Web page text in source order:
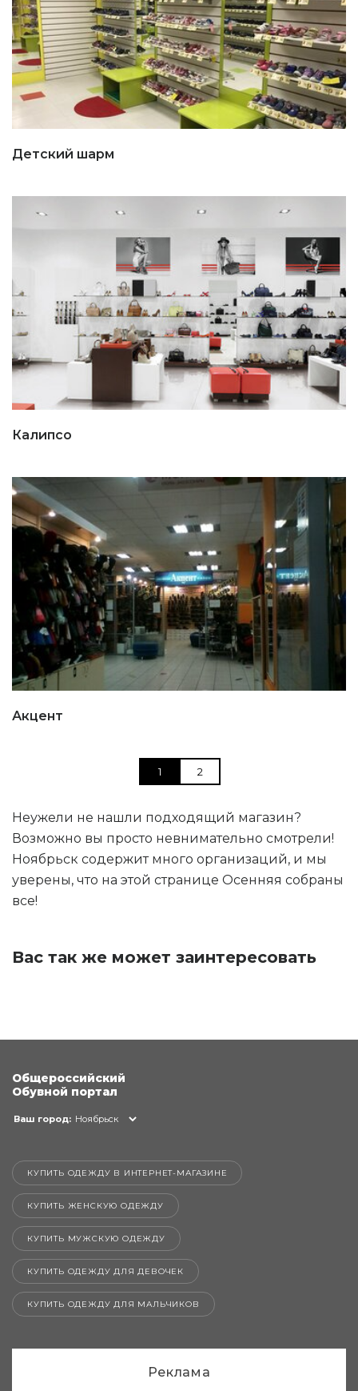
Детский шарм
Калипсо
Акцент
1 2
Неужели не нашли подходящий магазин?
Возможно вы просто невнимательно смотрели!
Ноябрьск содержит много организаций, и мы
уверены, что на этой странице Осенняя собраны
все!
Вас так же может заинтересовать
Общероссийский
Обувной портал
Ваш город: Ноябрьск
КУПИТЬ ОДЕЖДУ В ИНТЕРНЕТ-МАГАЗИНЕ
КУПИТЬ ЖЕНСКУЮ ОДЕЖДУ
КУПИТЬ МУЖСКУЮ ОДЕЖДУ
КУПИТЬ ОДЕЖДУ ДЛЯ ДЕВОЧЕК
КУПИТЬ ОДЕЖДУ ДЛЯ МАЛЬЧИКОВ
Реклама